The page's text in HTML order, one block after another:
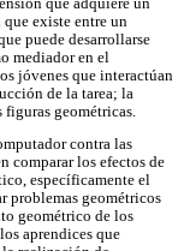
existe entre un
puede desarrollarse
mediador en el
jóvenes que interactúan
de la tarea; la
geométricas.
contra las
comparar los efectos de
específicamente el
problemas geométricos
geométrico de los
aprendices que